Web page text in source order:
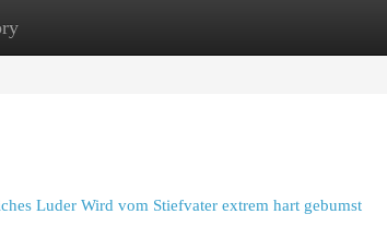
New Site Listings
Luder Wird vom Stiefvater extrem hart gebumst